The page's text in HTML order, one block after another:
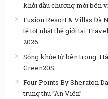
khởi đầu chương mới bên
Fusion Resort & Villas Đà
tế tốt nhất thế giới tại
2026
Sống khỏe từ bên trong:
Green20S
Four Points By Sheraton
trung thu “An Viên”